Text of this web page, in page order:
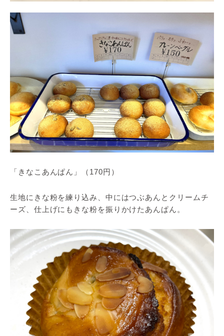
「きなこあんぱん」（170円）
生地にきな粉を練り込み、中にはつぶあんとクリームチ
ーズ、仕上げにもきな粉を振りかけたあんぱん。